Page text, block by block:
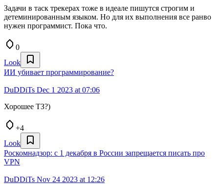
Задачи в таск трекерах тоже в идеале пишутся строгим и
детеминированным языком. Но для их выполнения все ранво
нужен программист. Пока что.
0
Look
ИИ убивает программирование?
DuDDiTs Dec 1 2023 at 07:06
Хорошее ТЗ?)
+4
Look
Роскомнадзор: c 1 декабря в России запрещается писать про
VPN
DuDDiTs Nov 24 2023 at 12:26